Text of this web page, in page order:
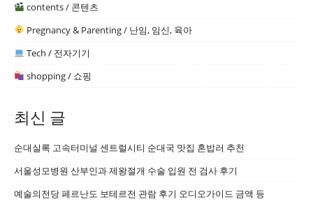
contents / 콘텐츠
Pregnancy & Parenting / 난임, 임신, 육아
Tech / 전자기기
shopping / 쇼핑
최신 글
순대실록 고속터미널 센트럴시티 순대국 맛집 혼밥러 추천
서울성모병원 산부인과 제왕절개 수술 입원 전 검사 후기
예술의전당 페르난도 보테르전 관람 후기 오디오가이드 금액 등